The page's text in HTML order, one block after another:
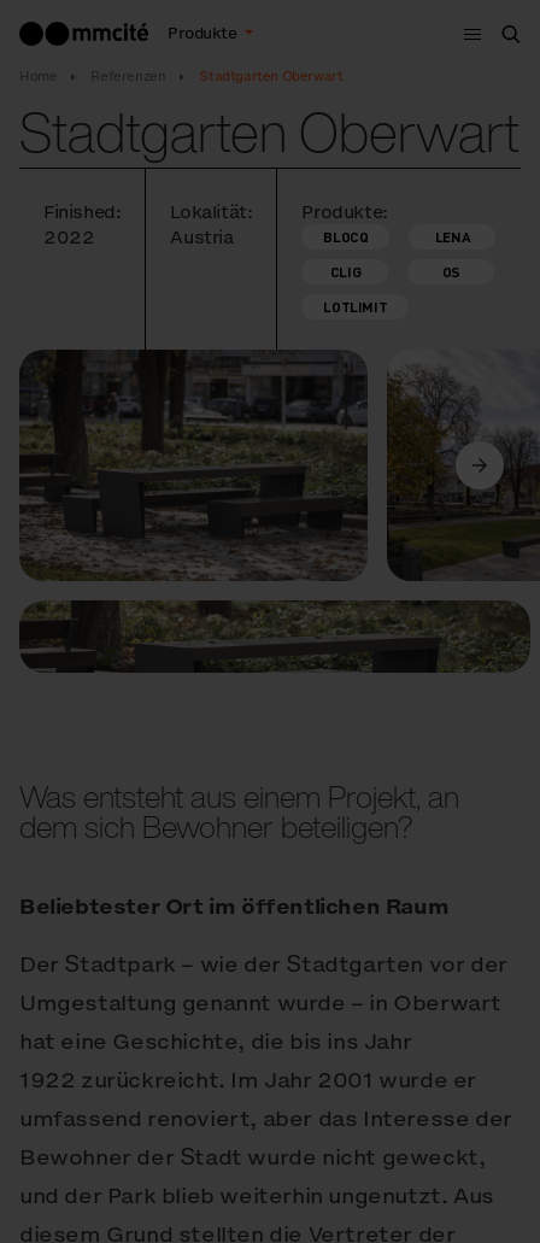
Produkte
Menu
Home Referenzen Stadtgarten Oberwart
Stadtgarten Oberwart
Finished:
2022
Lokalität:
Austria
Produkte:
BLOCQ
LENA
CLIG
OS
LOTLIMIT
Vorige Weiter
Was entsteht aus einem Projekt, an
dem sich Bewohner beteiligen?
Beliebtester Ort im öffentlichen Raum
Der Stadtpark – wie der Stadtgarten vor der
Umgestaltung genannt wurde – in Oberwart
hat eine Geschichte, die bis ins Jahr
1922 zurückreicht. Im Jahr 2001 wurde er
umfassend renoviert, aber das Interesse der
Bewohner der Stadt wurde nicht geweckt,
und der Park blieb weiterhin ungenutzt. Aus
diesem Grund stellten die Vertreter der